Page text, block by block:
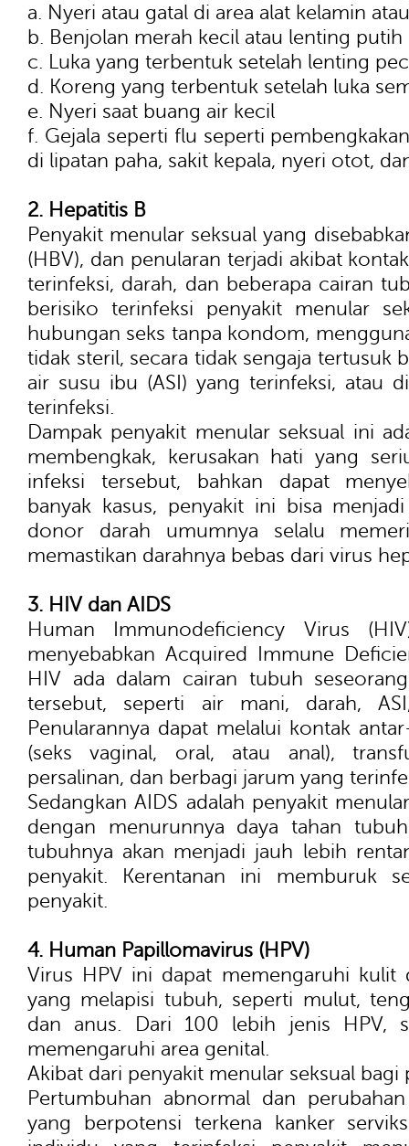
a. Nyeri atau gatal di area alat kelamin
b. Benjolan merah kecil atau lenting putih
c. Luka yang terbentuk setelah lenting
d. Koreng yang terbentuk setelah luka
e. Nyeri saat buang air kecil
f. Gejala seperti flu seperti
di lipatan paha, sakit kepala, nyeri otot,
2. Hepatitis B
Penyakit menular seksual yang
(HBV), dan penularan terjadi akibat
terinfeksi, darah, dan beberapa cairan
berisiko terinfeksi penyakit menular
hubungan seks tanpa kondom,
tidak steril, secara tidak sengaja tertusuk
air susu ibu (ASI) yang terinfeksi, atau
terinfeksi.
Dampak penyakit menular seksual ini
membengkak, kerusakan hati yang
infeksi tersebut, bahkan dapat
banyak kasus, penyakit ini bisa
donor darah umumnya selalu
memastikan darahnya bebas dari virus
3. HIV dan AIDS
Human Immunodeficiency Virus
menyebabkan Acquired Immune
HIV ada dalam cairan tubuh
tersebut, seperti air mani, darah,
Penularannya dapat melalui kontak
(seks vaginal, oral, atau anal),
persalinan, dan berbagi jarum yang
Sedangkan AIDS adalah penyakit
dengan menurunnya daya tahan
tubuhnya akan menjadi jauh lebih
penyakit. Kerentanan ini memburuk
penyakit.
4. Human Papillomavirus (HPV)
Virus HPV ini dapat memengaruhi kulit
yang melapisi tubuh, seperti mulut,
dan anus. Dari 100 lebih jenis HPV,
memengaruhi area genital.
Akibat dari penyakit menular seksual bagi
Pertumbuhan abnormal dan
yang berpotensi terkena kanker